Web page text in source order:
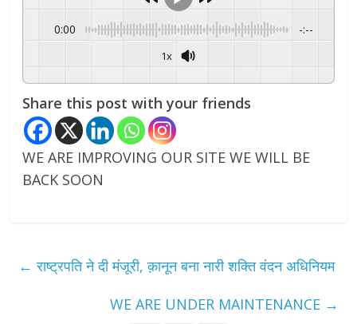
0:00 -:--
1x
Share this post with your friends
WE ARE IMPROVING OUR SITE WE WILL BE
BACK SOON
← राष्ट्रपति ने दी मंजूरी, क़ानून बना नारी शक्ति वंदन अधिनियम
WE ARE UNDER MAINTENANCE →